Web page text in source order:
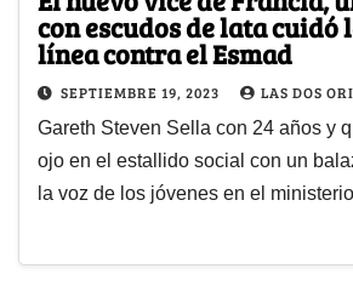
con escudos de lata
línea contra el Esmad
SEPTIEMBRE 19, 2023 LAS DOS
Gareth Steven Sella con 24 años y
ojo en el estallido social con un
la voz de los jóvenes en el